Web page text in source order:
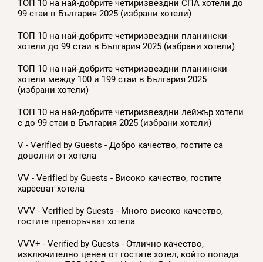
ТОП 10 на най-добрите четиризвездни СПА хотели до
99 стаи в България 2025 (избрани хотели)
ТОП 10 на най-добрите четиризвездни планински
хотели до 99 стаи в България 2025 (избрани хотели)
ТОП 10 на най-добрите четиризвездни планински
хотели между 100 и 199 стаи в България 2025
(избрани хотели)
ТОП 10 на най-добрите четиризвездни лейжър хотели
с до 99 стаи в България 2025 (избрани хотели)
V - Verified by Guests - Добро качество, гостите са
доволни от хотела
VV - Verified by Guests - Високо качество, гостите
харесват хотела
VVV - Verified by Guests - Много високо качество,
гостите препоръчват хотела
VVV+ - Verified by Guests - Отлично качество,
изключително ценен от гостите хотел, който попада